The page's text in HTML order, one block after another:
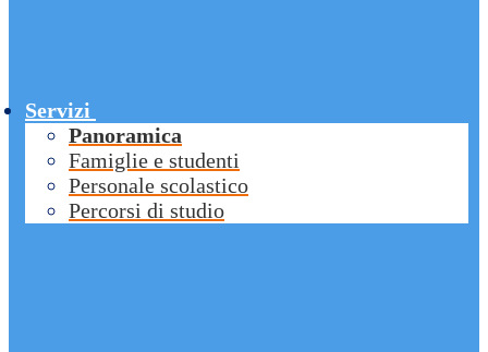
Servizi
Panoramica
Famiglie e studenti
Personale scolastico
Percorsi di studio